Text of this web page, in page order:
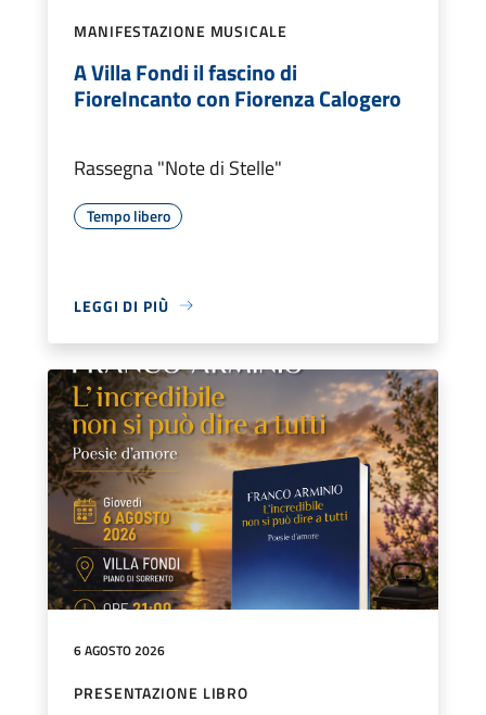
MANIFESTAZIONE MUSICALE
A Villa Fondi il fascino di
FioreIncanto con Fiorenza Calogero
Rassegna "Note di Stelle"
Tempo libero
LEGGI DI PIÙ
6 AGOSTO 2026
PRESENTAZIONE LIBRO